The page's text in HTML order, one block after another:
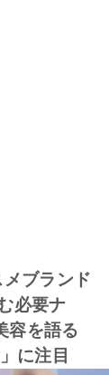
ブランド
必要ナ
容を語る
に注目